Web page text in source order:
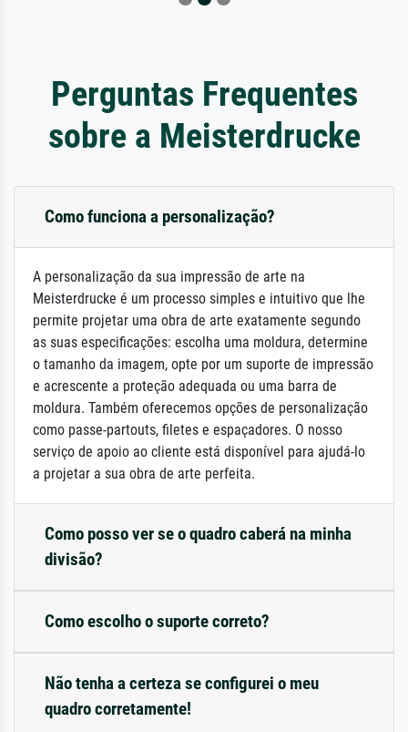
Perguntas Frequentes
sobre a Meisterdrucke
Como funciona a personalização?
A personalização da sua impressão de arte na
Meisterdrucke é um processo simples e intuitivo que lhe
permite projetar uma obra de arte exatamente segundo
as suas especificações: escolha uma moldura, determine
o tamanho da imagem, opte por um suporte de impressão
e acrescente a proteção adequada ou uma barra de
moldura. Também oferecemos opções de personalização
como passe-partouts, filetes e espaçadores. O nosso
serviço de apoio ao cliente está disponível para ajudá-lo
a projetar a sua obra de arte perfeita.
Como posso ver se o quadro caberá na minha
divisão?
Como escolho o suporte correto?
Não tenha a certeza se configurei o meu
quadro corretamente!